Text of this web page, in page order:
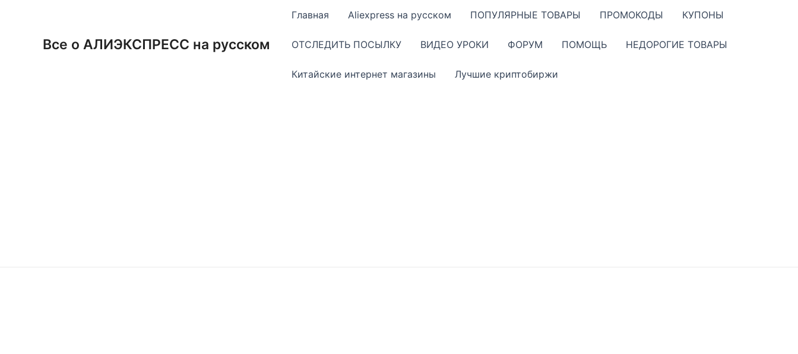
содержимомуВсе о АЛИЭКСПРЕСС на русском
Главная Aliexpress на русском ПОПУЛЯРНЫЕ ТОВАРЫ ПРОМОКОДЫ КУПОНЫ
ОТСЛЕДИТЬ ПОСЫЛКУ ВИДЕО УРОКИ ФОРУМ ПОМОЩЬ НЕДОРОГИЕ ТОВАРЫ
Китайские интернет магазины Лучшие криптобиржи